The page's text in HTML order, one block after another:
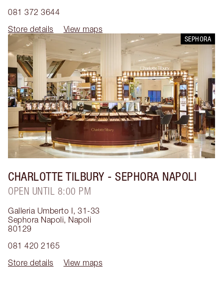
081 372 3644
Store details
View maps
SEPHORA
CHARLOTTE TILBURY - SEPHORA NAPOLI
OPEN UNTIL 8:00 PM
Galleria Umberto I, 31-33
Sephora Napoli, Napoli
80129
081 420 2165
Store details
View maps